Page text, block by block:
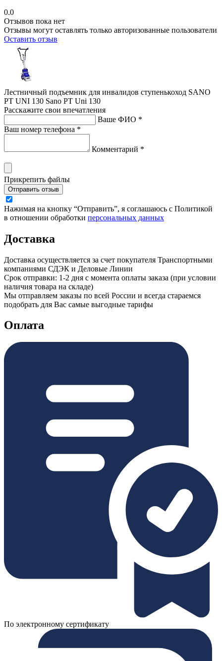
0.0
Отзывов пока нет
Отзывы могут оставлять только авторизованные пользователи
Оставить отзыв
Лестничный подъемник для инвалидов ступенькоход SANO
PT UNI 130 Sano PT Uni 130
Расскажите свои впечатления
Ваше ФИО *
Ваш номер телефона *
Комментарий *
Прикрепить файлы
Отправить отзыв
Нажимая на кнопку “Отправить”, я соглашаюсь с Политикой
в отношении обработки персональных данных
Доставка
Доставка осуществляется за счет покупателя Транспортными
компаниями СДЭК и Деловые Линии
Срок отправки: 1-2 дня с момента оплаты заказа (при условии
наличия товара на складе)
Мы отправляем заказы по всей России и всегда стараемся
подобрать для Вас самые выгодные тарифы
Оплата
По электронному сертификату